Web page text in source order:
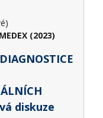
(2023)
diskuze